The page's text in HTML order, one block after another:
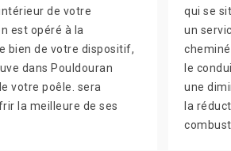
de votre
est opéré à la
bien de votre dispositif,
dans Pouldouran
votre poêle. sera
la meilleure de ses
qui se
un
le
une
la